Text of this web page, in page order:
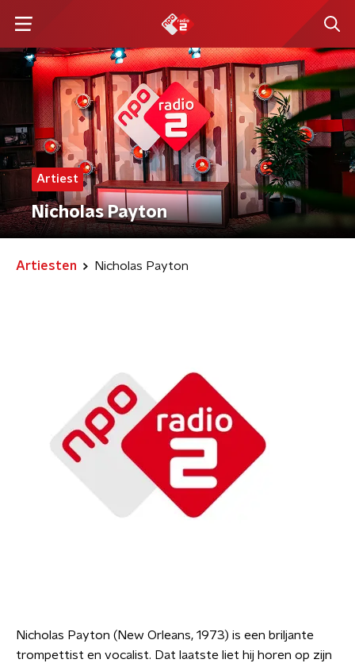
Artiest
Nicholas Payton
Artiesten Nicholas Payton
Nicholas Payton (New Orleans, 1973) is een briljante
trompettist en vocalist. Dat laatste liet hij horen op zijn